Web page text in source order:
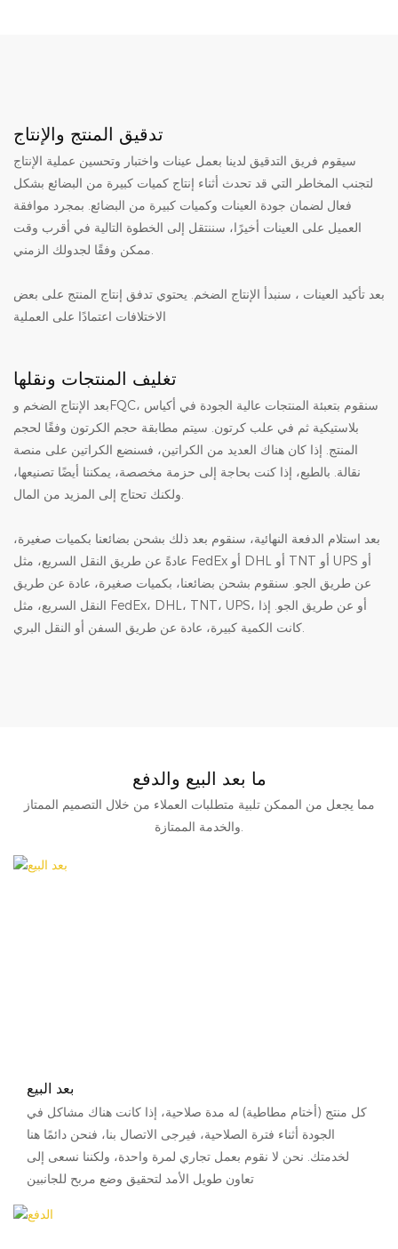
تدقيق المنتج والإنتاج
سيقوم فريق التدقيق لدينا بعمل عينات واختبار وتحسين عملية الإنتاج
لتجنب المخاطر التي قد تحدث أثناء إنتاج كميات كبيرة من البضائع بشكل
فعال لضمان جودة العينات وكميات كبيرة من البضائع. بمجرد موافقة
العميل على العينات أخيرًا، سننتقل إلى الخطوة التالية في أقرب وقت
بعد تأكيد العينات ، سنبدأ الإنتاج الضخم. يحتوي تدفق إنتاج المنتج على بعض
الاختلافات اعتمادًا على العملية
تغليف المنتجات ونقلها
بعد الإنتاج الضخم وFQC، سنقوم بتعبئة المنتجات عالية الجودة في أكياس
بلاستيكية ثم في علب كرتون. سيتم مطابقة حجم الكرتون وفقًا لحجم
المنتج. إذا كان هناك العديد من الكراتين، فسنضع الكراتين على منصة
نقالة. بالطبع، إذا كنت بحاجة إلى حزمة مخصصة، يمكننا أيضًا تصنيعها،
ولكنك تحتاج إلى المزيد من المال.
بعد استلام الدفعة النهائية، سنقوم بعد ذلك بشحن بضائعنا بكميات صغيرة،
عادةً عن طريق النقل السريع، مثل FedEx أو DHL أو TNT أو UPS أو
عن طريق الجو. سنقوم بشحن بضائعنا، بكميات صغيرة، عادة عن طريق
النقل السريع، مثل FedEx، DHL، TNT، UPS، أو عن طريق الجو. إذا
كانت الكمية كبيرة، عادة عن طريق السفن أو النقل البري.
ما بعد البيع والدفع
مما يجعل من الممكن تلبية متطلبات العملاء من خلال التصميم الممتاز
والخدمة الممتازة.
بعد البيع
كل منتج (أختام مطاطية) له مدة صلاحية، إذا كانت هناك مشاكل في
الجودة أثناء فترة الصلاحية، فيرجى الاتصال بنا، فنحن دائمًا هنا
لخدمتك. نحن لا نقوم بعمل تجاري لمرة واحدة، ولكننا نسعى إلى
تعاون طويل الأمد لتحقيق وضع مربح للجانبين